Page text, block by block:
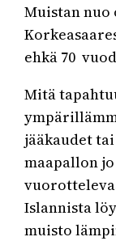
Muistan nuo
ehkä 70
Mitä
jääkaudet
maapallon
Islannista
muisto